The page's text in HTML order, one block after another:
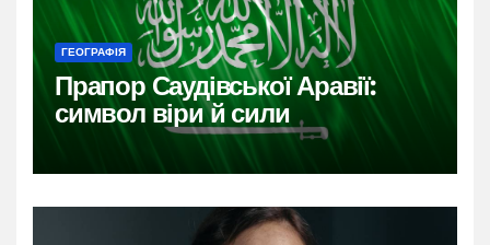
ГЕОГРАФІЯ
Прапор Саудівської Аравії:
символ віри й сили